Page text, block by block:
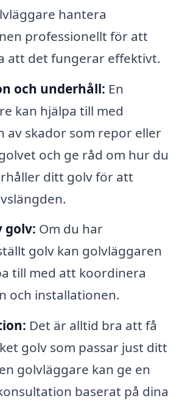
hantera
professionellt för att
att det fungerar effektivt.
och underhåll: En
kan hjälpa till med
av skador som repor eller
och ge råd om hur du
ditt golv för att
golv: Om du har
golv kan golvläggaren
till med att koordinera
och installationen.
Det är alltid bra att få
golv som passar just ditt
golvläggare kan ge en
baserat på dina